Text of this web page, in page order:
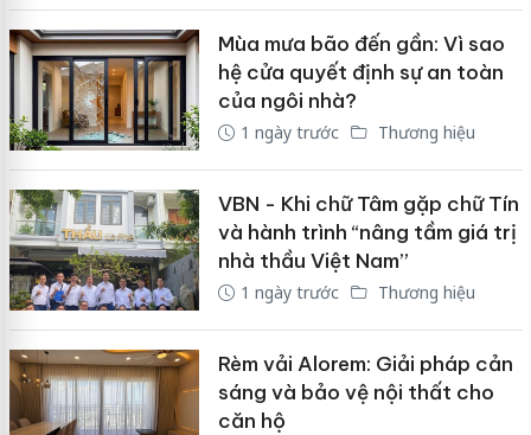
Mùa mưa bão đến gần: Vì sao
hệ cửa quyết định sự an toàn
của ngôi nhà?
1 ngày trước Thương hiệu
VBN - Khi chữ Tâm gặp chữ Tín
và hành trình “nâng tầm giá trị
nhà thầu Việt Nam”
1 ngày trước Thương hiệu
Rèm vải Alorem: Giải pháp cản
sáng và bảo vệ nội thất cho
căn hộ